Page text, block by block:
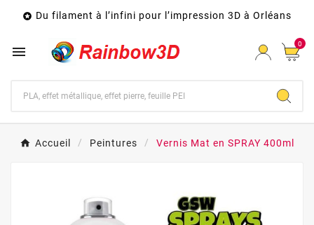
 Du filament à l’infini pour l’impression 3D à Orléans
 0
Accueil Peintures Vernis Mat en SPRAY 400ml